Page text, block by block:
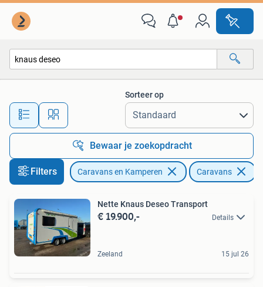
Alle afstanden…
Sorteer op
Bewaar je zoekopdracht
Filters Caravans en Kamperen Caravans
Nette Knaus Deseo Transport
€ 19.900,- Details
Zeeland 15 jul 26